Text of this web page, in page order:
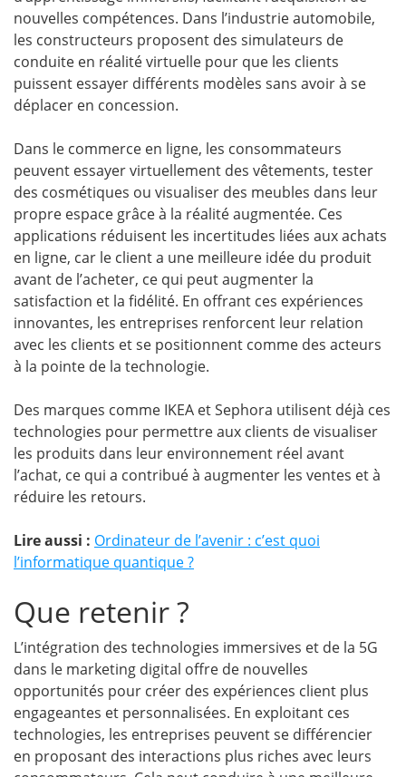
nouvelles compétences. Dans l’industrie automobile,
les constructeurs proposent des simulateurs de
conduite en réalité virtuelle pour que les clients
puissent essayer différents modèles sans avoir à se
déplacer en concession.
Dans le commerce en ligne, les consommateurs
peuvent essayer virtuellement des vêtements, tester
des cosmétiques ou visualiser des meubles dans leur
propre espace grâce à la réalité augmentée. Ces
applications réduisent les incertitudes liées aux achats
en ligne, car le client a une meilleure idée du produit
avant de l’acheter, ce qui peut augmenter la
satisfaction et la fidélité. En offrant ces expériences
innovantes, les entreprises renforcent leur relation
avec les clients et se positionnent comme des acteurs
à la pointe de la technologie.
Des marques comme IKEA et Sephora utilisent déjà ces
technologies pour permettre aux clients de visualiser
les produits dans leur environnement réel avant
l’achat, ce qui a contribué à augmenter les ventes et à
réduire les retours.
Lire aussi : Ordinateur de l’avenir : c’est quoi
l’informatique quantique ?
Que retenir ?
L’intégration des technologies immersives et de la 5G
dans le marketing digital offre de nouvelles
opportunités pour créer des expériences client plus
engageantes et personnalisées. En exploitant ces
technologies, les entreprises peuvent se différencier
en proposant des interactions plus riches avec leurs